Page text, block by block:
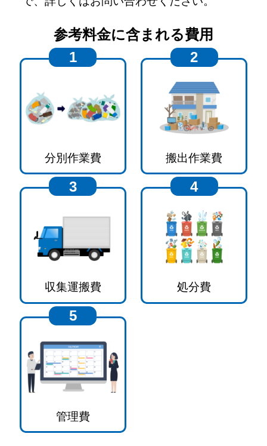
参考料金に含まれる費用
1
分別作業費
2
搬出作業費
3
収集運搬費
4
処分費
5
管理費